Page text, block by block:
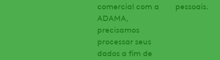
comercial com a
ADAMA,
precisamos
processar seus
dados a fim de
pessoais.